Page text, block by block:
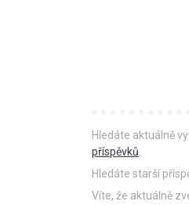
Hledáte aktuálně
příspěvků.
Hledáte starší
Víte, že aktuálně